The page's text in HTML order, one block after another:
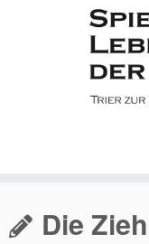
Inhalt
springenDie